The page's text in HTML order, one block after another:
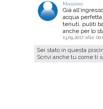
Massimo
Già
acqua
tenuti, puliti
anche per lo
13.09.2017 alle
Sei stato in questa
Scrivi anche tu come ti